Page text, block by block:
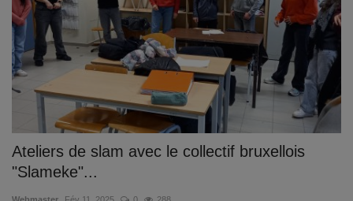
Ateliers de slam avec le collectif bruxellois
"Slameke"...